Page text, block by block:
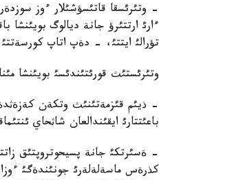
- وتئرئسقا قاتئسؤشئلار ءوز
ءارئ ارتتئرؤ جانة ديالوگ بويئنشا
تؤرالئ ايتتئ، - دةپ اتاپ كورسةتتئ
وتئرئستئث قورئتئندئسئ بويئنشا
- ذيئم قئزمةتئنئث وتكةن
باعئتتارئ ايقئندالعان شاثحاي
- ةسئرتكئ جانة پسيحوتروپتئق